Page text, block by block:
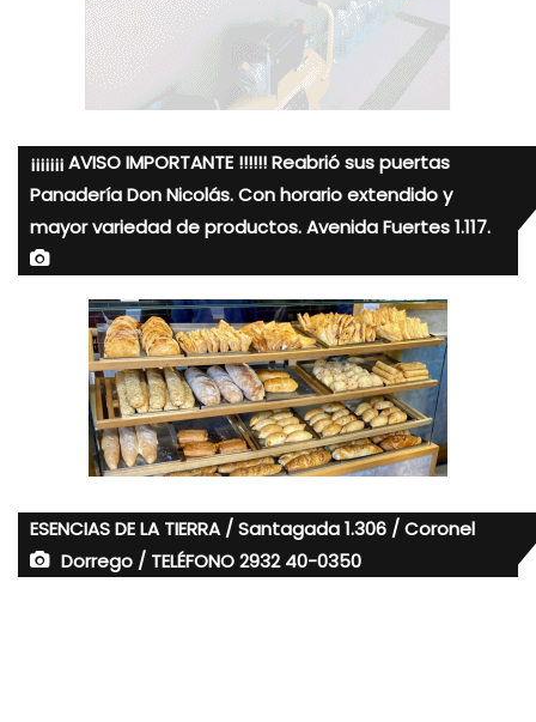
¡¡¡¡¡¡¡ AVISO IMPORTANTE !!!!!! Reabrió sus puertas
Panadería Don Nicolás. Con horario extendido y
mayor variedad de productos. Avenida Fuertes 1.117.
ESENCIAS DE LA TIERRA / Santagada 1.306 / Coronel
Dorrego / TELÉFONO 2932 40-0350